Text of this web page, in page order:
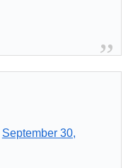
September 30,